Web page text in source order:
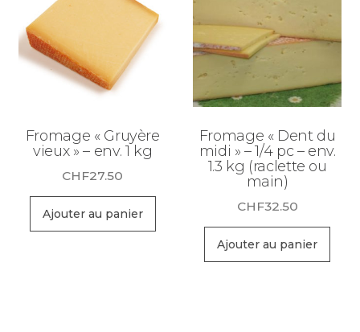
Fromage « Gruyère
vieux » – env. 1 kg
CHF27.50
Ajouter au panier
Fromage « Dent du
midi » – 1/4 pc – env.
1.3 kg (raclette ou
main)
CHF32.50
Ajouter au panier